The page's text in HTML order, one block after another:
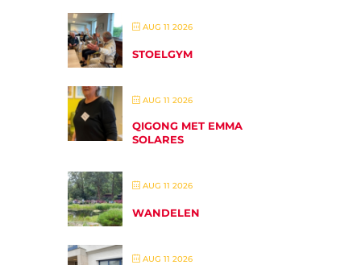
AUG 11 2026
STOELGYM
AUG 11 2026
QIGONG MET EMMA
SOLARES
AUG 11 2026
WANDELEN
AUG 11 2026